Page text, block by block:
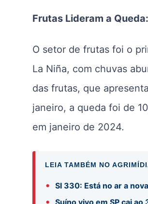
Frutas Lideram a Queda:
O setor de frutas foi o
La Niña, com chuvas
das frutas, que
janeiro, a queda foi de
em janeiro de 2024.
LEIA TAMBÉM NO
• SI 330: Está no ar a
• Suíno vivo em SP cai